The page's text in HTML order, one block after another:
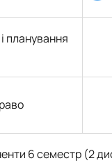
планування
6 семестр (2